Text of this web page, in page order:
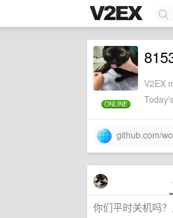
ONLINE
V2EX
github.com/
你们平时关机吗